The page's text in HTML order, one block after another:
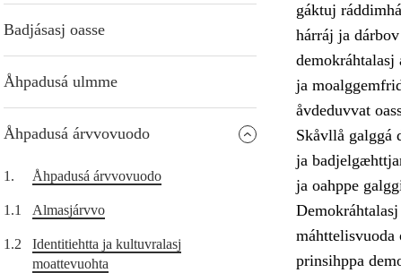
Badjásasj oasse
Åhpadusá ulmme
Åhpadusá árvvovuodo
1. Åhpadusá árvvovuodo
1.1 Almasjárvvo
1.2
Identitiehtta ja kultuvralasj
moattevuohta
gáktuj
hárráj ja
demokráhtalasj
ja
åvdeduvvat
Skåvllå galggá
ja
ja oahppe
máhttelisvuoda
prinsihppa